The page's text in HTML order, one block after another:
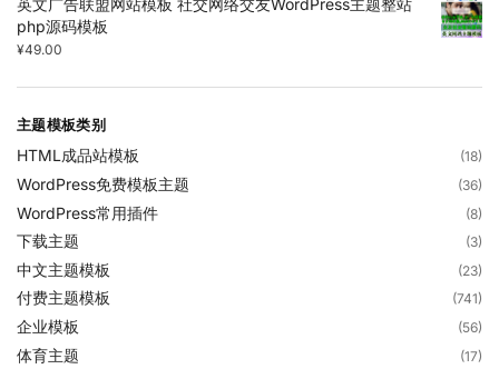
英文广告联盟网站模板 社交网络交友WordPress主题整站
php源码模板
¥49.00
主题模板类别
HTML成品站模板 (18)
WordPress免费模板主题 (36)
WordPress常用插件 (8)
下载主题 (3)
中文主题模板 (23)
付费主题模板 (741)
企业模板 (56)
体育主题 (17)